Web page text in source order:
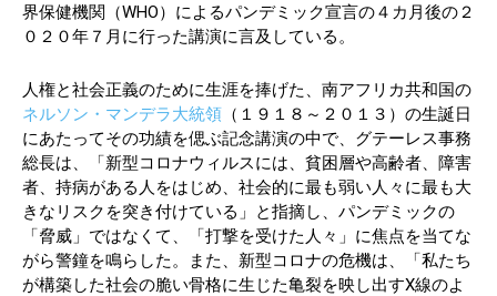
界保健機関（WHO）によるパンデミック宣言の４カ月後の２
０２０年７月に行った講演に言及している。
人権と社会正義のために生涯を捧げた、南アフリカ共和国の
ネルソン・マンデラ大統領 （１９１８～２０１３）の生誕日
にあたってその功績を偲ぶ記念講演の中で、グテーレス事務
総長は、「新型コロナウィルスには、貧困層や高齢者、障害
者、持病がある人をはじめ、社会的に最も弱い人々に最も大
きなリスクを突き付けている」と指摘し、パンデミックの
「脅威」ではなくて、「打撃を受けた人々」に焦点を当てな
がら警鐘を鳴らした。また、新型コロナの危機は、「私たち
が構築した社会の脆い骨格に生じた亀裂を映し出すX線のよ